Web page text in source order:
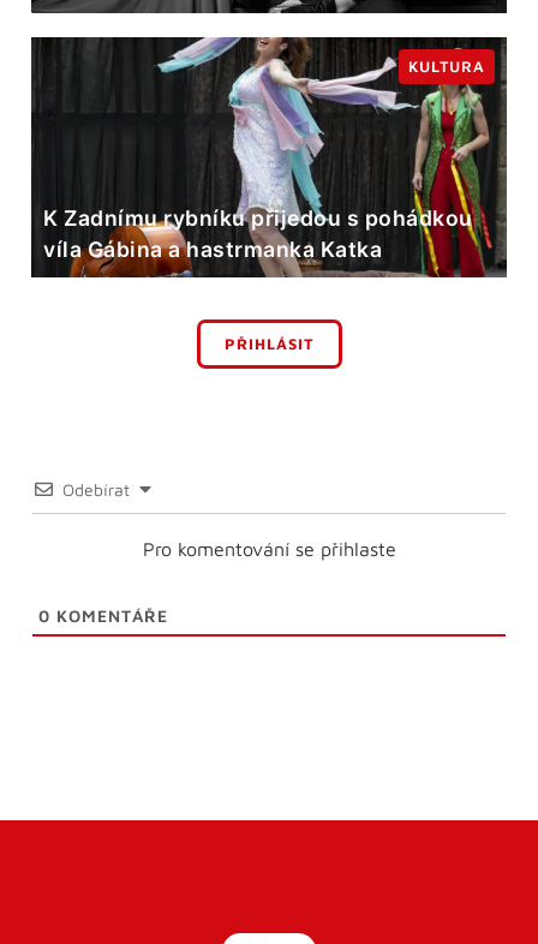
K Zadnímu rybníku přijedou s pohádkou
víla Gábina a hastrmanka Katka
KULTURA
PŘIHLÁSIT
Odebírat
Pro komentování se přihlaste
0 KOMENTÁŘE